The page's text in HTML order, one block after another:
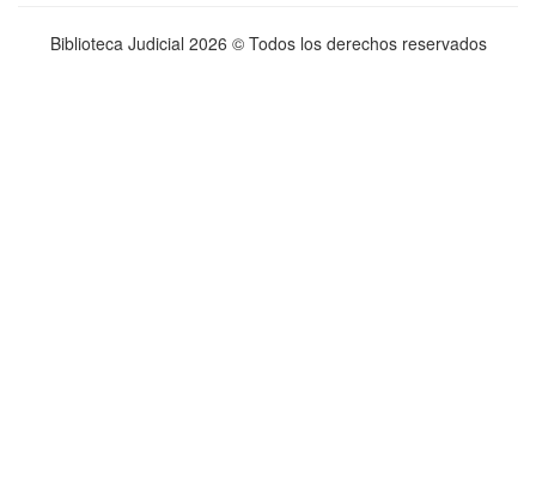
Biblioteca Judicial 2026 © Todos los derechos reservados